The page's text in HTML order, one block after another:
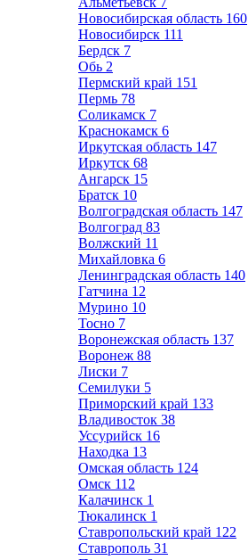
Новосибирская область 160
Новосибирск 111
Бердск 7
Обь 2
Пермский край 151
Пермь 78
Соликамск 7
Краснокамск 6
Иркутская область 147
Иркутск 68
Ангарск 15
Братск 10
Волгоградская область 147
Волгоград 83
Волжский 11
Михайловка 6
Ленинградская область 140
Гатчина 12
Мурино 10
Тосно 7
Воронежская область 137
Воронеж 88
Лиски 7
Семилуки 5
Приморский край 133
Владивосток 38
Уссурийск 16
Находка 13
Омская область 124
Омск 112
Калачинск 1
Тюкалинск 1
Ставропольский край 122
Ставрополь 31